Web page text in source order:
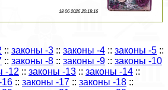
18 06 2026 20:18:16
:: законы -3 :: законы -4 :: законы -5 ::
:: законы -8 :: законы -9 :: законы -10
-12 :: законы -13 :: законы -14 ::
16 :: законы -17 :: законы -18 ::